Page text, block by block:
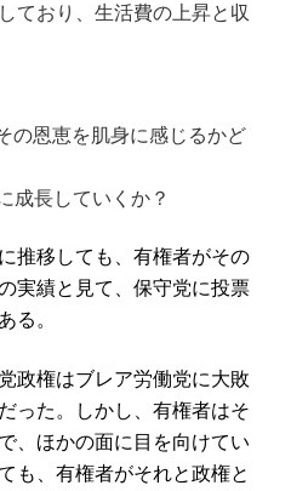
ており、生活費の上昇と収
の恩恵を肌身に感じるかど
長していくか？
推移しても、有権者がその
実績と見て、保守党に投票
る。
政権はブレア労働党に大敗
った。しかし、有権者はそ
、ほかの面に目を向けてい
も、有権者がそれと政権と